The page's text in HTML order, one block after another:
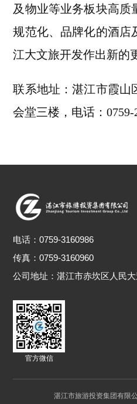
及物业等业务板块高质
规范化、品牌化的酒店
江大文旅开发作出新的
联系地址：湛江市霞山
会堂三楼，电话：0759-
电话：0759-3160986
传真：0759-3160960
公司地址：湛江市赤坎区人民
官方微信
湛江市旅游投资集团有限